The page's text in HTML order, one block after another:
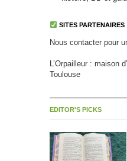
SITES PARTENAIRES
Nous contacter pour
L’Orpailleur : maison
Toulouse
EDITOR'S PICKS